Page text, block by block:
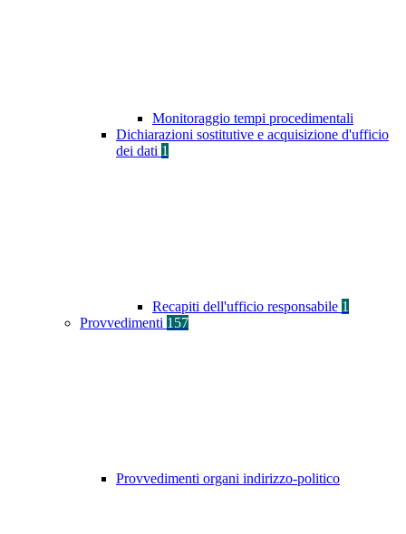
Monitoraggio tempi procedimentali
Dichiarazioni sostitutive e acquisizione d'ufficio
dei dati 1
Recapiti dell'ufficio responsabile 1
Provvedimenti 157
Provvedimenti organi indirizzo-politico